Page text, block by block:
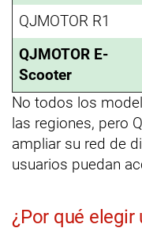
QJMOTOR R1
QJMOTOR E-
Scooter
No todos los
las regiones, pero
ampliar su red de
usuarios puedan
¿Por qué elegir